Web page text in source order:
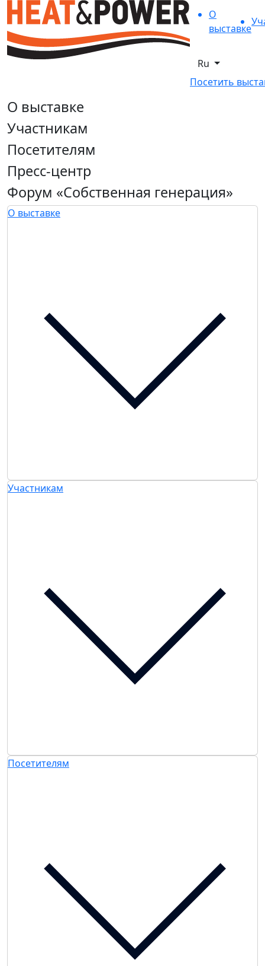
О
выставке
Ru
Посетить
О выставке
Участникам
Посетителям
Пресс-центр
Форум «Собственная генерация»
О выставке
Участникам
Посетителям